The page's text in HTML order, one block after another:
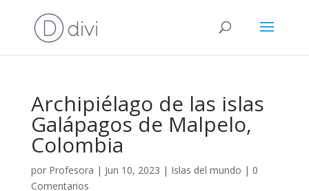
Archipiélago de las islas
Galápagos de Malpelo,
Colombia
por Profesora | Jun 10, 2023 | Islas del mundo | 0
Comentarios